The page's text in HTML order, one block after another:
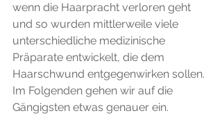
wenn die Haarpracht verloren geht
und so wurden mittlerweile viele
unterschiedliche medizinische
Präparate entwickelt, die dem
Haarschwund entgegenwirken sollen.
Im Folgenden gehen wir auf die
Gängigsten etwas genauer ein.